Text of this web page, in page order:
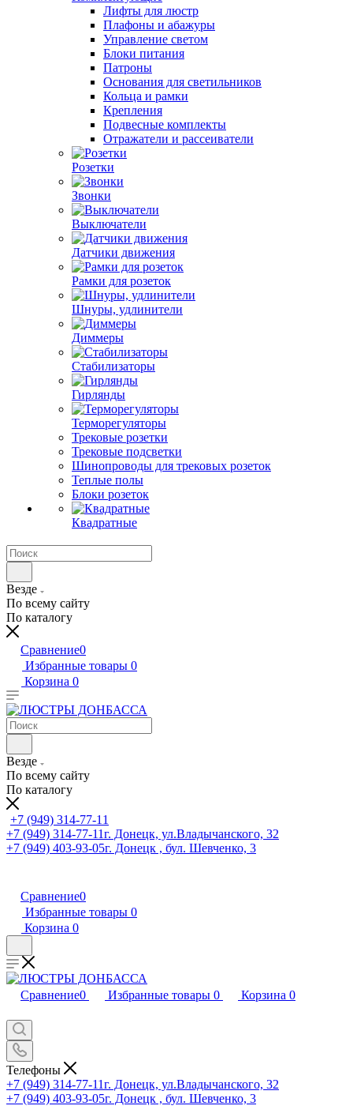
Лифты для люстр
Плафоны и абажуры
Управление светом
Блоки питания
Патроны
Основания для светильников
Кольца и рамки
Крепления
Подвесные комплекты
Отражатели и рассеиватели
Розетки
Звонки
Выключатели
Датчики движения
Рамки для розеток
Шнуры, удлинители
Диммеры
Стабилизаторы
Гирлянды
Терморегуляторы
Трековые розетки
Трековые подсветки
Шинопроводы для трековых розеток
Теплые полы
Блоки розеток
Квадратные
Везде
По всему сайту
По каталогу
Сравнение0
Избранные товары 0
Корзина 0
Везде
По всему сайту
По каталогу
+7 (949) 314-77-11
+7 (949) 314-77-11г. Донецк, ул.Владычанского, 32
+7 (949) 403-93-05г. Донецк , бул. Шевченко, 3
Сравнение0
Избранные товары 0
Корзина 0
Сравнение0 Избранные товары 0 Корзина 0
Телефоны
+7 (949) 314-77-11г. Донецк, ул.Владычанского, 32
+7 (949) 403-93-05г. Донецк , бул. Шевченко, 3